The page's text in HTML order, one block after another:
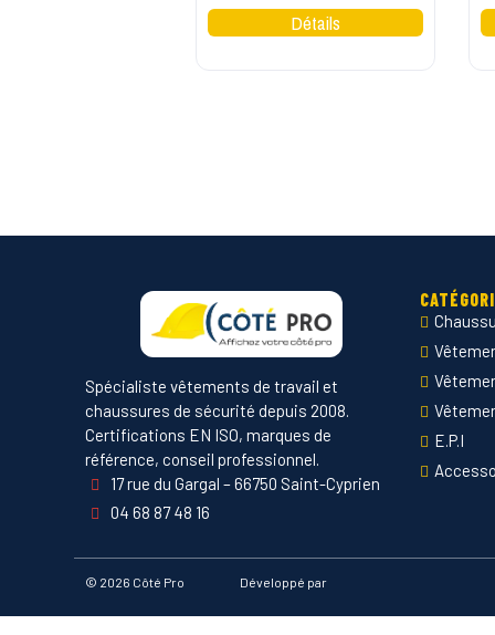
Spécialiste vêtements de travail et
chaussures de sécurité depuis 2008.
Certifications EN ISO, marques de
référence, conseil professionnel.
17 rue du Gargal – 66750 Saint-Cyprien
04 68 87 48 16
E.P.I
© 2026 Côté Pro Développé par